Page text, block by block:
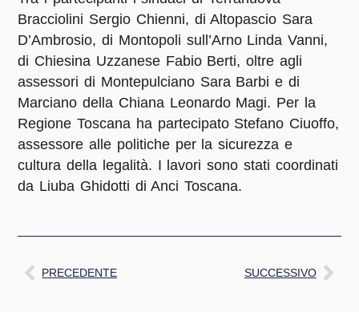
Bracciolini Sergio Chienni, di Altopascio Sara
D’Ambrosio, di Montopoli sull’Arno Linda Vanni,
di Chiesina Uzzanese Fabio Berti, oltre agli
assessori di Montepulciano Sara Barbi e di
Marciano della Chiana Leonardo Magi. Per la
Regione Toscana ha partecipato Stefano Ciuoffo,
assessore alle politiche per la sicurezza e
cultura della legalità. I lavori sono stati coordinati
da Liuba Ghidotti di Anci Toscana.
PRECEDENTE SUCCESSIVO